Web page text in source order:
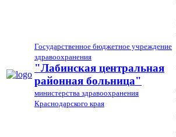
Государственное бюджетное учреждение
здравоохранения
"Лабинская центральная
районная больница"
министерства здравоохранения
Краснодарского края